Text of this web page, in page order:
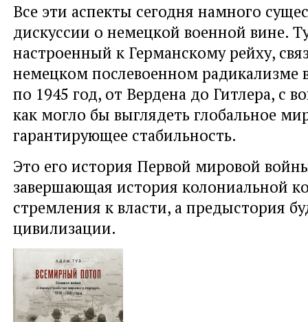
Все эти аспекты сегодня намного
дискуссии о немецкой военной вине.
настроенный к Германскому рейху,
немецком послевоенном радикализме
по 1945 год, от Вердена до Гитлера, с
как могло бы выглядеть глобальное
гарантирующее стабильность.
Это его история Первой мировой
завершающая история колониальной
стремления к власти, а предыстория
цивилизации.